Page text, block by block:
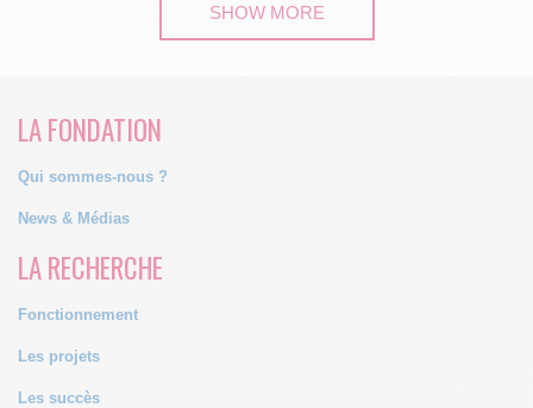
SHOW MORE
LA FONDATION
Qui sommes-nous ?
News & Médias
LA RECHERCHE
Fonctionnement
Les projets
Les succès